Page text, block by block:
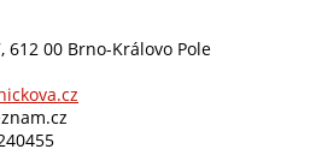
612 00 Brno-Královo Pole